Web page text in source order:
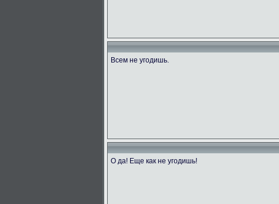
Всем не угодишь.
О да! Еще как не угодишь!